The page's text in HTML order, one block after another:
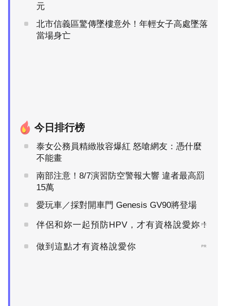
元
北市信義區驚傳墜樓意外！年輕女子高處墜落
當場身亡
今日排行榜
泰女公務員精緻妝容爆紅 怒嗆網友：憑什麼
不能畫
南部注意！8/7演習防空警報大響 違者最高罰
15萬
愛玩車／採對開車門 Genesis GV90將登場
伴侶和妳一起預防HPV，才有資格說愛妳！
PR
做到這點才有資格說愛你 PR